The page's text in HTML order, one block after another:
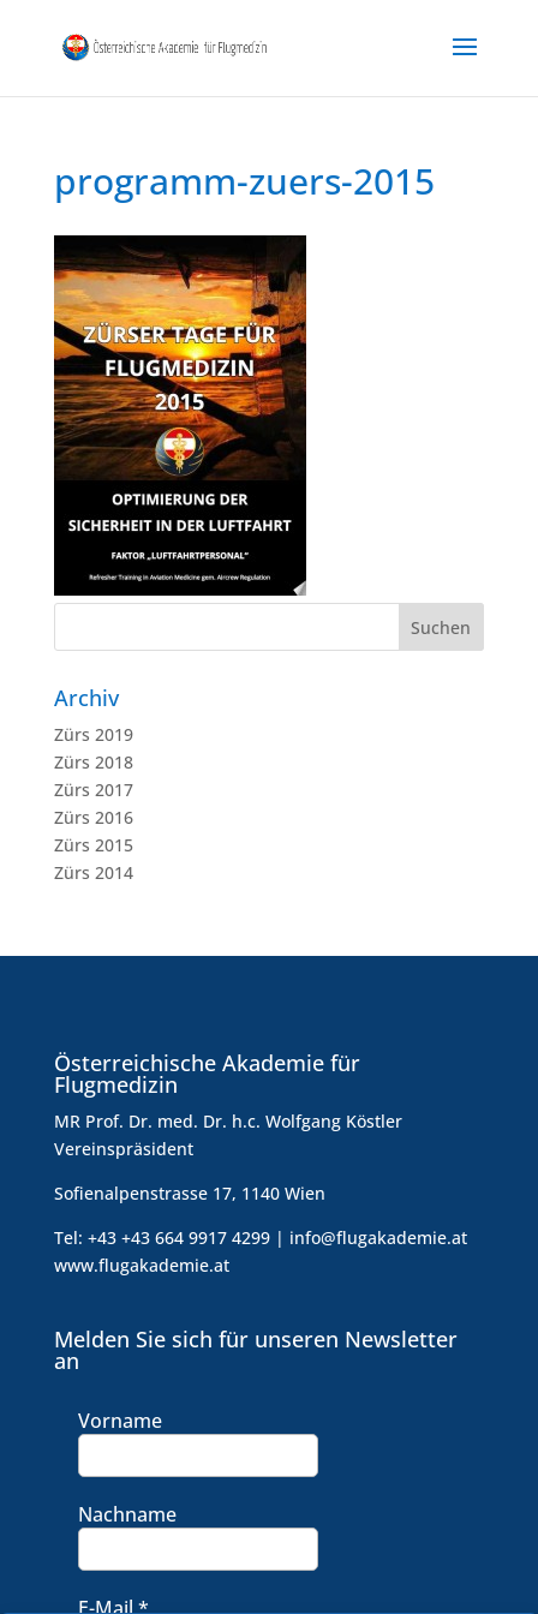
programm-zuers-2015
Archiv
Zürs 2019
Zürs 2018
Zürs 2017
Zürs 2016
Zürs 2015
Zürs 2014
Österreichische Akademie für
Flugmedizin
MR Prof. Dr. med. Dr. h.c. Wolfgang Köstler
Vereinspräsident
Sofienalpenstrasse 17, 1140 Wien
Tel: +43 +43 664 9917 4299 | info@flugakademie.at
www.flugakademie.at
Melden Sie sich für unseren Newsletter
an
Vorname
Nachname
E-Mail*